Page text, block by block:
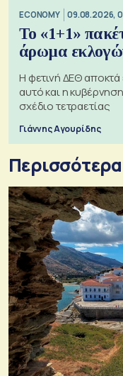
ECONOMY 09.08.2026,
Το «1+1»
άρωμα
Η φετινή ΔΕΘ αποκτά
αυτό και η
σχέδιο τετραετίας
Γιάννης Αγουρίδης